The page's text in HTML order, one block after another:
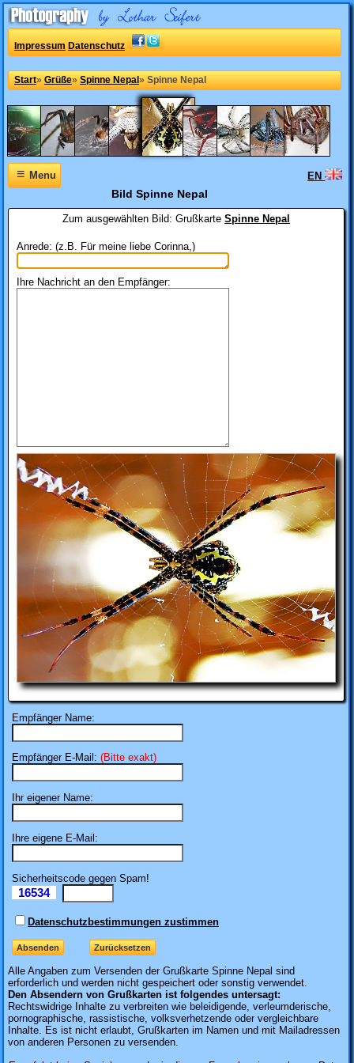
Impressum Datenschutz
Start» Grüße» Spinne Nepal » Spinne Nepal
≡Menu EN
Bild Spinne Nepal
Zum ausgewählten Bild:GrußkarteSpinne Nepal
Anrede: (z.B. Für meine liebe Corinna,)
Ihre Nachricht an den Empfänger:
Empfänger Name:
Empfänger E-Mail: (Bitte exakt)
Ihr eigener Name:
Ihre eigene E-Mail:
Sicherheitscode gegen Spam!
16534Il
Datenschutzbestimmungen zustimmen
Alle Angaben zum Versenden der Grußkarte Spinne Nepal sind
erforderlich und werden nicht gespeichert oder sonstig verwendet.
Den Absendern von Grußkarten ist folgendes untersagt:
Rechtswidrige Inhalte zu verbreiten wie beleidigende, verleumderische,
pornographische, rassistische, volksverhetzende oder vergleichbare
Inhalte. Es ist nicht erlaubt, Grußkarten im Namen und mit Mailadressen
von anderen Personen zu versenden.